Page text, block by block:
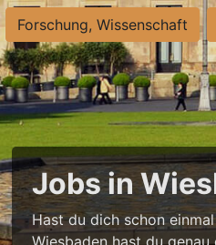
Forschung, Wissenschaft
Jobs in
Hast du dich schon